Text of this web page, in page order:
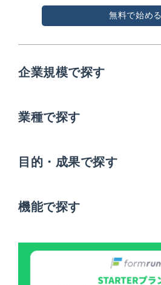
無料で始める
企業規模で探す
業種で探す
目的・成果で探す
機能で探す